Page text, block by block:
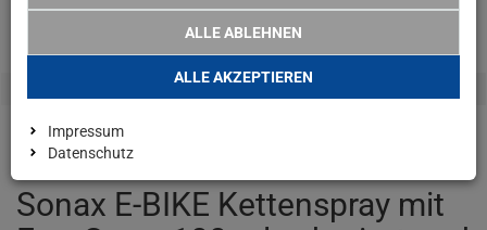
Sonax E-BIKE Kettenspray mit
ALLE ABLEHNEN
ALLE AKZEPTIEREN
Impressum
Datenschutz